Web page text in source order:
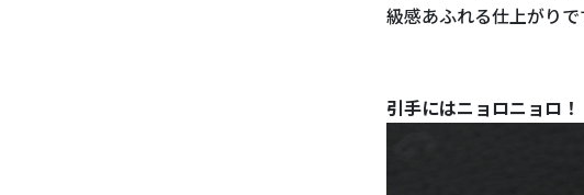
級感あふれる仕上がりで
引手にはニョロニョロ！